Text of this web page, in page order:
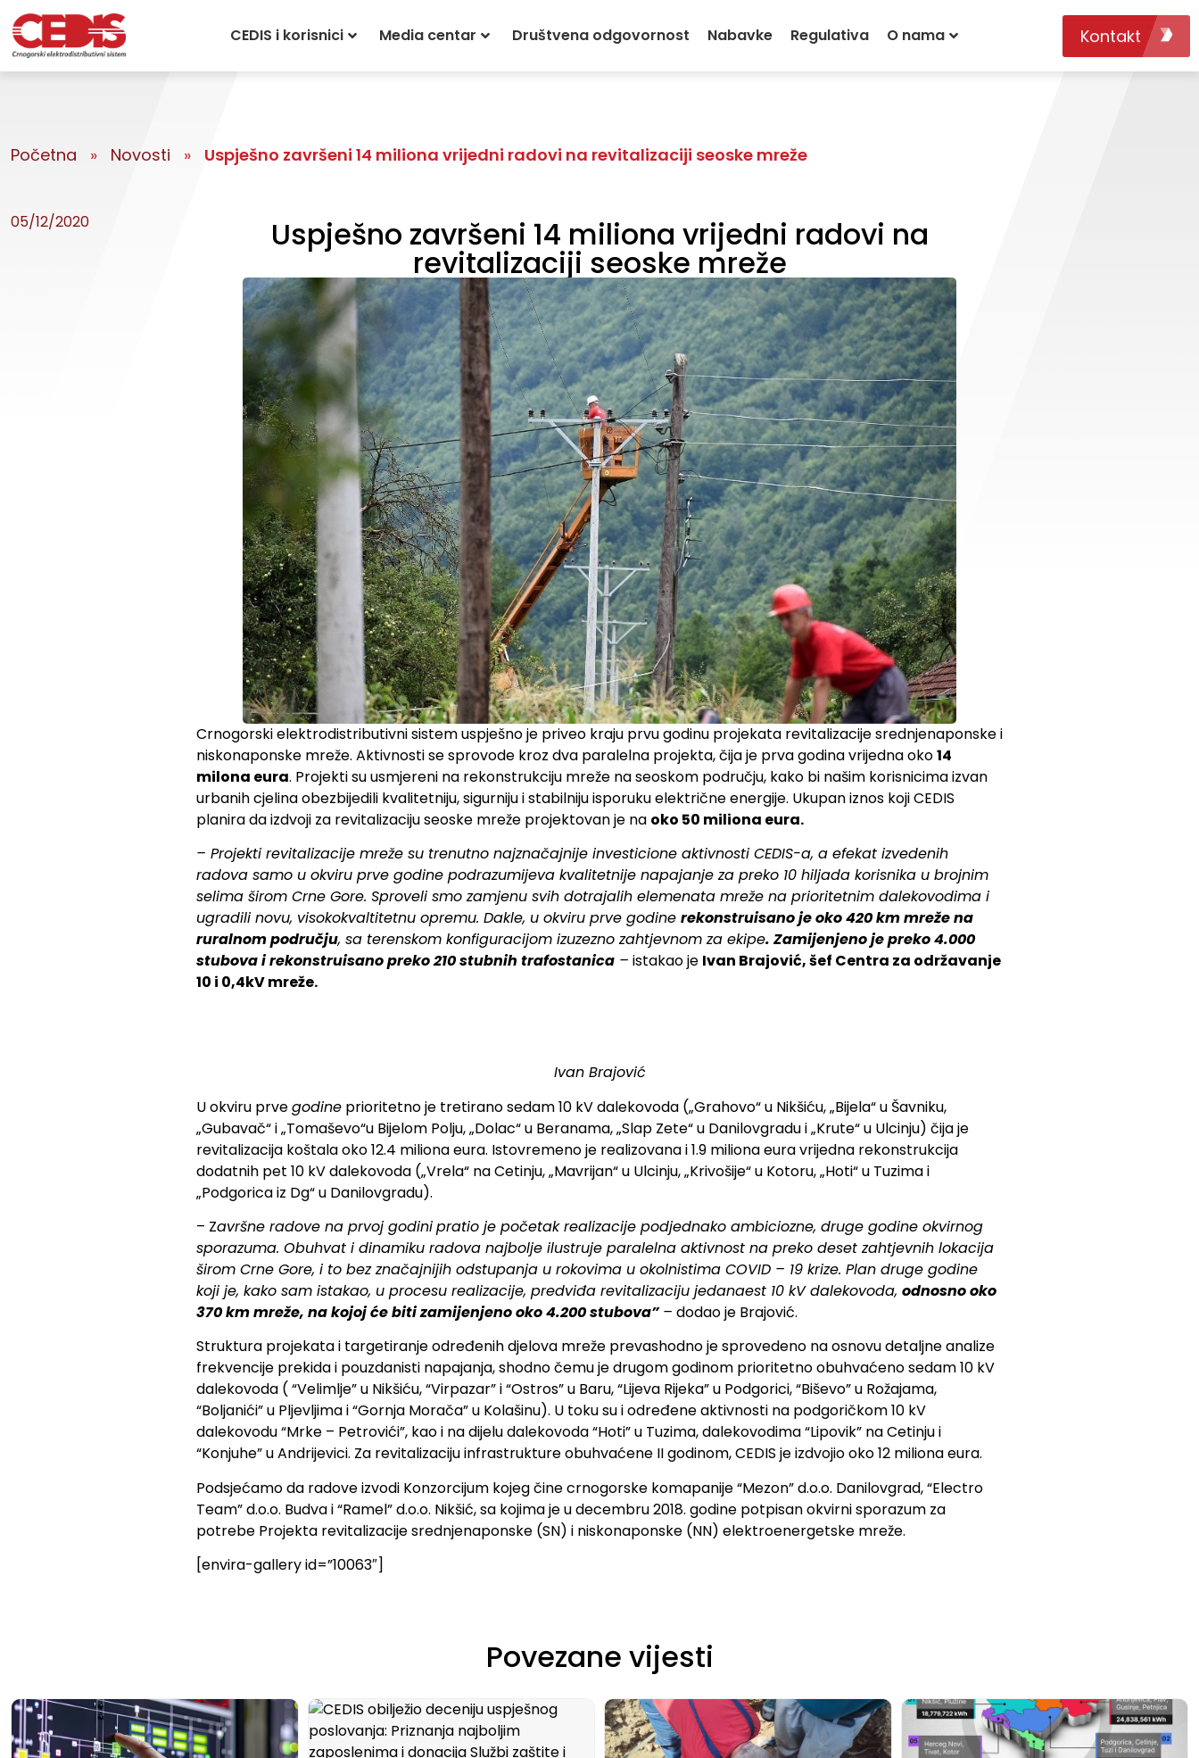
CEDIS i korisnici Media centar Društvena odgovornost Nabavke Regulativa O nama Kontakt
Početna » Novosti » Uspješno završeni 14 miliona vrijedni radovi na revitalizaciji seoske mreže
05/12/2020 Uspješno završeni 14 miliona vrijedni radovi na
revitalizaciji seoske mreže
Crnogorski elektrodistributivni sistem uspješno je priveo kraju prvu godinu projekata revitalizacije srednjenaponske i
niskonaponske mreže. Aktivnosti se sprovode kroz dva paralelna projekta, čija je prva godina vrijedna oko14
milona eura. Projekti su usmjereni na rekonstrukciju mreže na seoskom području, kako bi našim korisnicima izvan
urbanih cjelina obezbijedili kvalitetniju, sigurniju i stabilniju isporuku električne energije. Ukupan iznos koji CEDIS
planira da izdvoji za revitalizaciju seoske mreže projektovan je na oko 50 miliona eura.
– Projekti revitalizacije mreže su trenutno najznačajnije investicione aktivnosti CEDIS-a, a efekat izvedenih
radova samo u okviru prve godine podrazumijeva kvalitetnije napajanje za preko 10 hiljada korisnika u brojnim
selima širom Crne Gore. Sproveli smo zamjenu svih dotrajalih elemenata mreže na prioritetnim dalekovodima i
ugradili novu, visokokvaltitetnu opremu. Dakle, u okviru prve godine rekonstruisano je oko 420 km mreže na
ruralnom području, sa terenskom konfiguracijom izuzezno zahtjevnom za ekipe. Zamijenjeno je preko 4.000
stubova i rekonstruisano preko 210 stubnih trafostanica – istakao je Ivan Brajović, šef Centra za održavanje
10 i 0,4kV mreže.
Ivan Brajović
U okviru prvegodine prioritetno je tretirano sedam 10 kV dalekovoda („Grahovo“ u Nikšiću, „Bijela“ u Šavniku,
„Gubavač“ i „Tomaševo“u Bijelom Polju, „Dolac“ u Beranama, „Slap Zete“ u Danilovgradu i „Krute“ u Ulcinju) čija je
revitalizacija koštala oko 12.4 miliona eura. Istovremeno je realizovana i 1.9 miliona eura vrijedna rekonstrukcija
dodatnih pet 10 kV dalekovoda („Vrela“ na Cetinju, „Mavrijan“ u Ulcinju, „Krivošije“ u Kotoru, „Hoti“ u Tuzima i
„Podgorica iz Dg“ u Danilovgradu).
– Završne radove na prvoj godinipratio je početak realizacije podjednako ambiciozne, druge godine okvirnog
sporazuma. Obuhvat i dinamiku radova najbolje ilustruje paralelna aktivnost na preko deset zahtjevnih lokacija
širom Crne Gore, i to bez značajnijih odstupanja u rokovima u okolnistima COVID – 19 krize. Plan druge godine
koji je, kako sam istakao, u procesu realizacije, predviđa revitalizaciju jedanaest 10 kV dalekovoda, odnosno oko
370 km mreže, na kojoj će biti zamijenjeno oko 4.200 stubova”– dodao je Brajović.
Struktura projekata i targetiranje određenih djelova mreže prevashodno je sprovedeno na osnovu detaljne analize
frekvencije prekida i pouzdanisti napajanja, shodno čemu je drugom godinom prioritetno obuhvaćeno sedam 10 kV
dalekovoda ( “Velimlje” u Nikšiću, “Virpazar” i “Ostros” u Baru, “Lijeva Rijeka” u Podgorici, “Biševo” u Rožajama,
“Boljanići” u Pljevljima i “Gornja Morača” u Kolašinu). U toku su i određene aktivnosti na podgoričkom 10 kV
dalekovodu “Mrke – Petrovići”, kao i na dijelu dalekovoda “Hoti” u Tuzima, dalekovodima “Lipovik” na Cetinju i
“Konjuhe” u Andrijevici. Za revitalizaciju infrastrukture obuhvaćene II godinom, CEDIS je izdvojio oko 12 miliona eura.
Podsjećamo da radove izvodi Konzorcijum kojeg čine crnogorske komapanije “Mezon” d.o.o. Danilovgrad, “Electro
Team” d.o.o. Budva i “Ramel” d.o.o. Nikšić, sa kojima je u decembru 2018. godine potpisan okvirni sporazum za
potrebe Projekta revitalizacije srednjenaponske (SN) i niskonaponske (NN) elektroenergetske mreže.
[envira-gallery id=”10063″]
Povezane vijesti